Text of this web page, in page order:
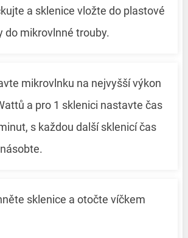
a sklenice vložte do plastové
do mikrovlnné trouby.
mikrovlnku na nejvyšší výkon
a pro 1 sklenici nastavte čas
s každou další sklenicí čas
sklenice a otočte víčkem